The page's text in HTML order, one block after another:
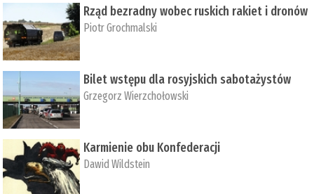
Rząd bezradny wobec ruskich rakiet i dronów
Piotr Grochmalski
Bilet wstępu dla rosyjskich sabotażystów
Grzegorz Wierzchołowski
Karmienie obu Konfederacji
Dawid Wildstein